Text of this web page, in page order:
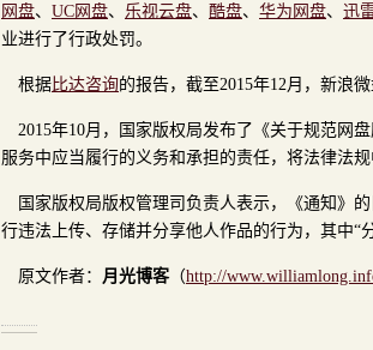
网盘、 UC网盘、 乐视云盘、 酷盘、 华为网盘、 迅
业进行了行政处罚。
根据 比达咨询的报告，截至2015年12月，新浪
2015年10月，国家版权局发布了《关于规范网
服务中应当履行的义务和承担的责任，将法律法
国家版权局版权管理司负责人表示，《通知》
行违法上传、存储并分享他人作品的行为，其中“
原文作者： 月光博客（http://